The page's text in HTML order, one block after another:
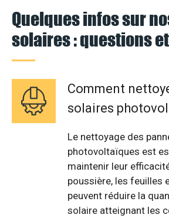
Quelques infos sur
solaires : questions
Comment
solaires
Le nettoyage des
photovoltaïques est
maintenir leur
poussière, les feuilles
peuvent réduire la
solaire atteignant les